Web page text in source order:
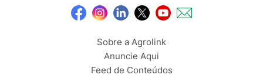
Sobre a Agrolink
Anuncie Aqui
Feed de Conteúdos